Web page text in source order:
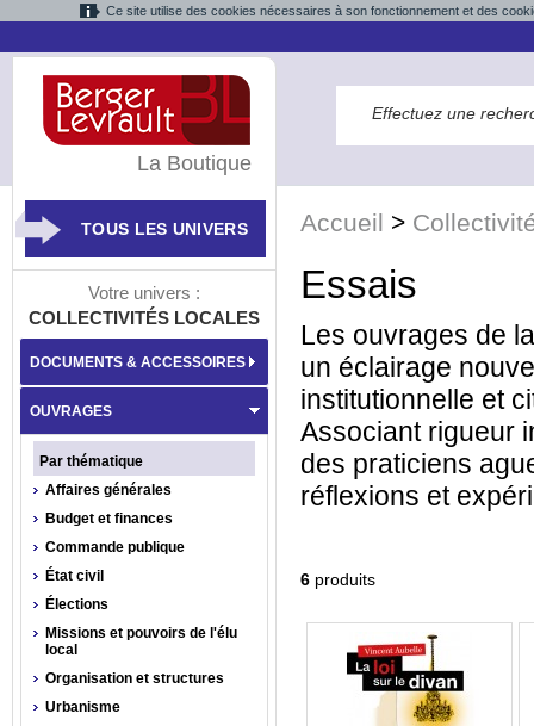
Ce site utilise des cookies nécessaires à son fonctionnement et des
Accueil >
Essais
Les ouvrages de
un éclairage
institutionnelle et
Associant rigueur
des praticiens
réflexions et
6 produits
La Boutique
TOUS LES UNIVERS
Votre univers :
COLLECTIVITÉS LOCALES
DOCUMENTS & ACCESSOIRES
OUVRAGES
Par thématique
Affaires générales
Budget et finances
Commande publique
État civil
Élections
Missions et pouvoirs de l'élu
local
Organisation et structures
Urbanisme